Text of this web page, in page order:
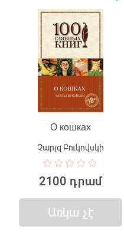
О кошках
Չարլզ Բուկովսկի
2100 դրամ
Առկա չէ